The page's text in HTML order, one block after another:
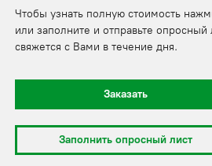
Чтобы узнать полную стоимость
или заполните и отправьте
свяжется с Вами в течение дня.
Заказать
Заполнить опросный лист